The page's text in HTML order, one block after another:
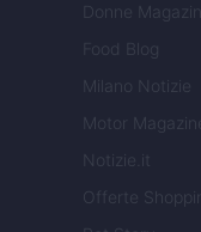
Donne
Food Blog
Milano Notizie
Motor
Notizie.it
Offerte